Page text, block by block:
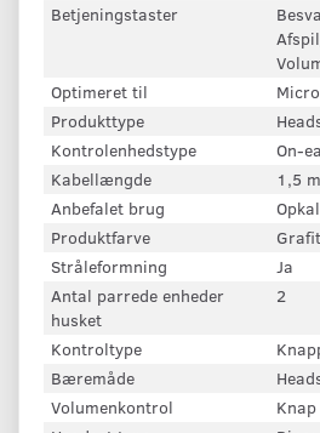
Betjeningstaster
Optimeret til
Produkttype
Kontrolenhedstype
On-
Kabellængde
1,5 m
Anbefalet brug
Produktfarve
Grafit
Stråleformning
Ja
Antal parrede enheder
husket
2
Kontroltype
Bæremåde
Volumenkontrol
Knap